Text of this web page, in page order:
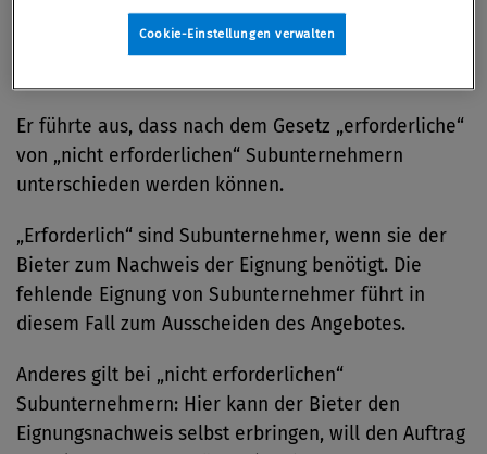
befasste er sich mit der Frage, wie sich die fehlende
Eignung von Subunternehmern im
Er führte aus, dass nach dem Gesetz „erforderliche“
von „nicht erforderlichen“ Subunternehmern
unterschieden werden können.
„Erforderlich“ sind Subunternehmer, wenn sie der
Bieter zum Nachweis der Eignung benötigt. Die
fehlende Eignung von Subunternehmer führt in
diesem Fall zum Ausscheiden des Angebotes.
Anderes gilt bei „nicht erforderlichen“
Subunternehmern: Hier kann der Bieter den
Eignungsnachweis selbst erbringen, will den Auftrag
Cookie-Einstellungen verwalten